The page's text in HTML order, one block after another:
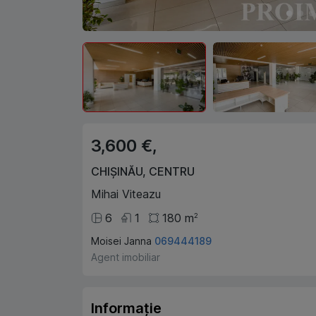
3,600 €,
CHIȘINĂU, CENTRU
Mihai Viteazu
6
1 180 m2
Moisei Janna 069444189
Agent imobiliar
Informație